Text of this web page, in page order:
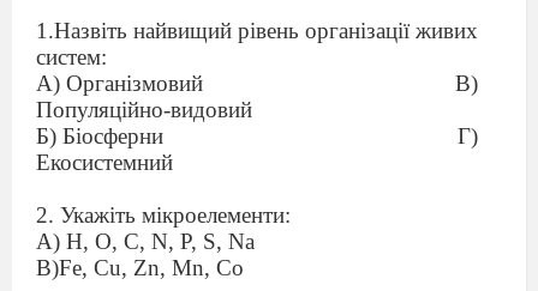
1.Назвіть найвищий рівень організації живих
систем:
А) Організмовий
В)
Популяційно-видовий
Б) Біосферни
Г)
Екосистемний
2. Укажіть мікроелементи:
А) H, O, C, N, P, S, Na
В)Fe, Cu, Zn, Mn, Co